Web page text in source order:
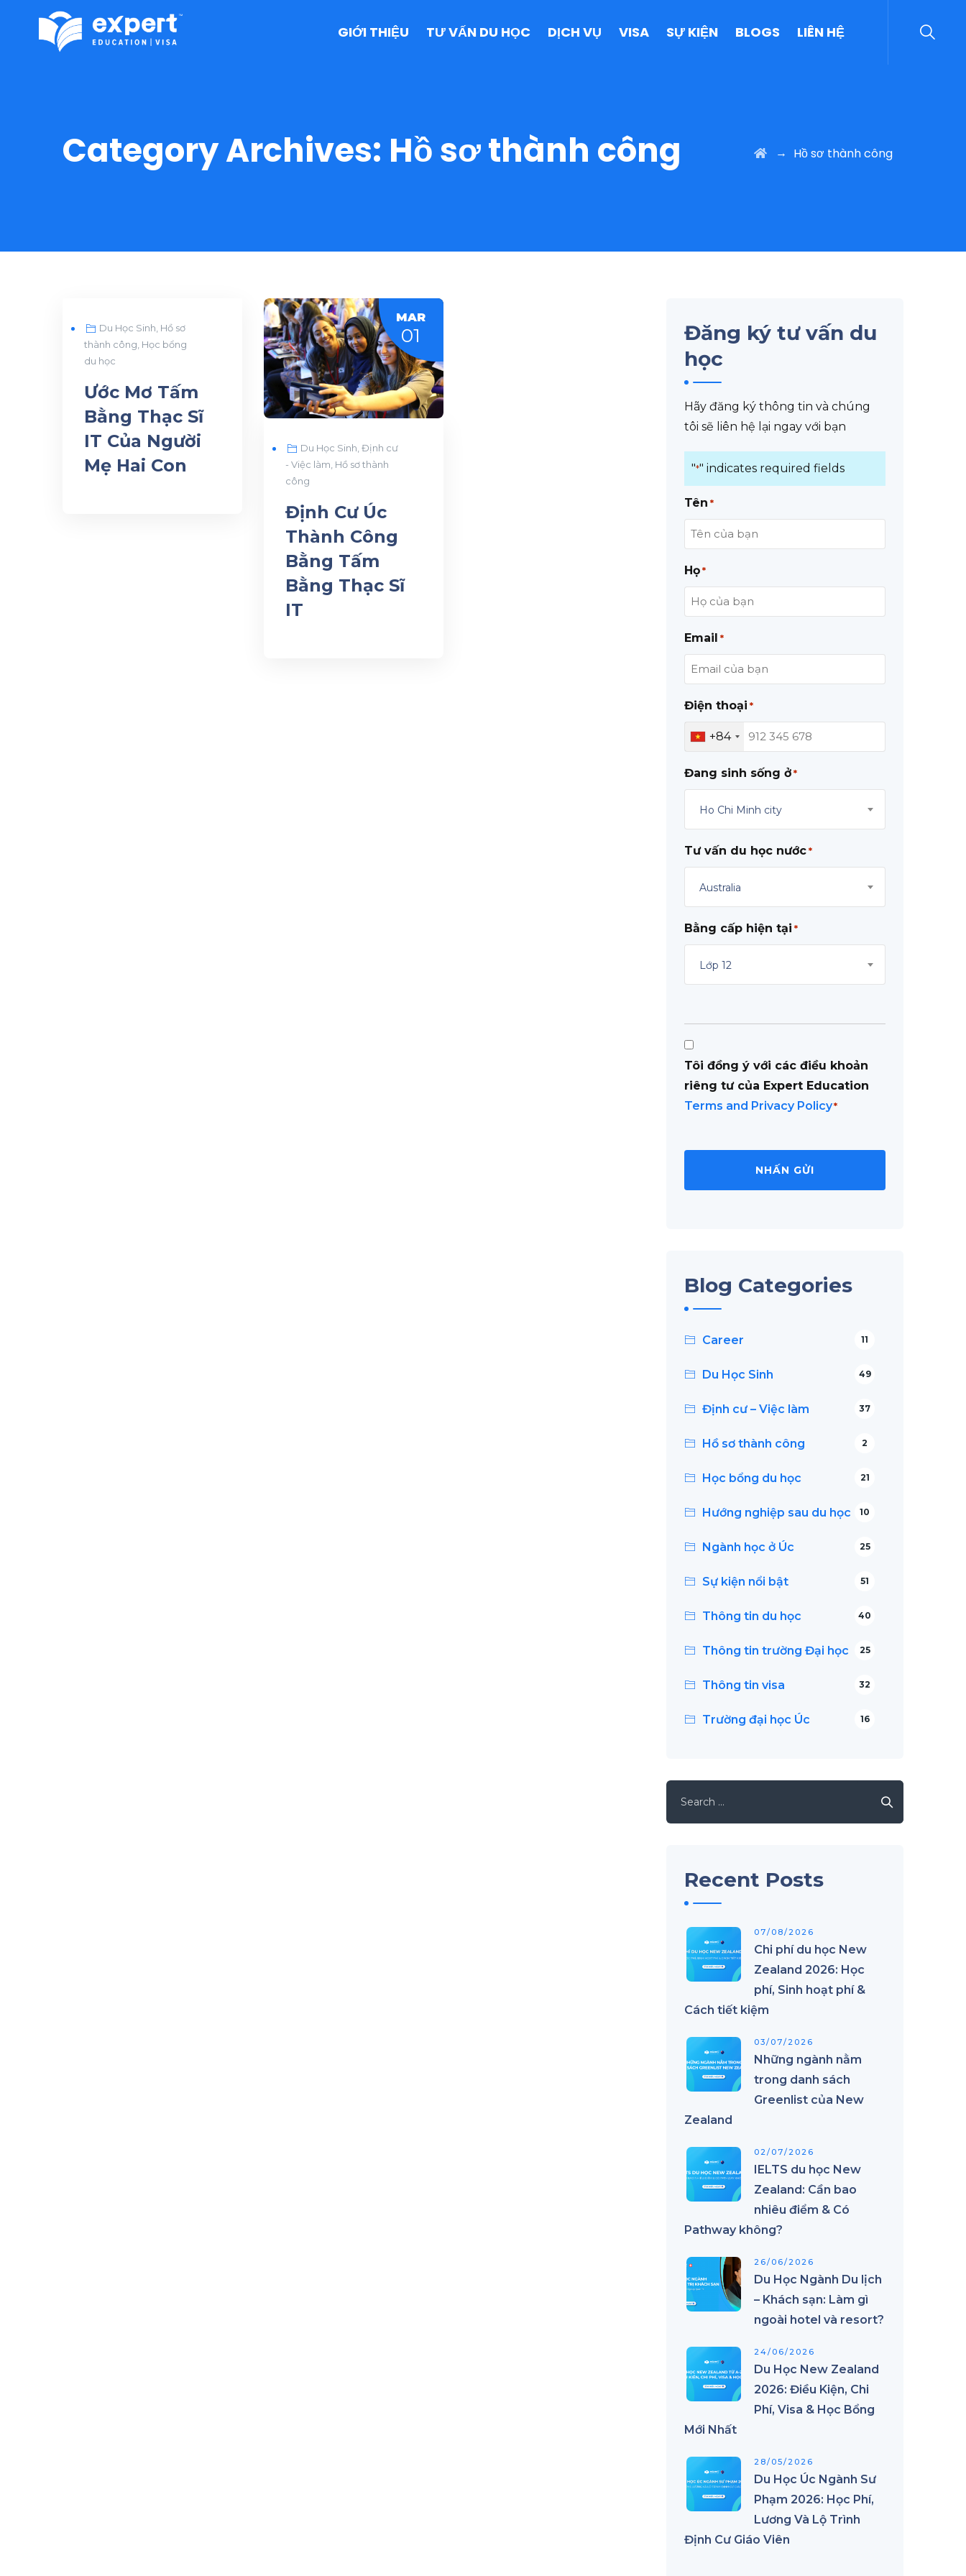
GIỚI THIỆU TƯ VẤN DU HỌC DỊCH VỤ VISA SỰ KIỆN BLOGS LIÊN HỆ
Category Archives: Hồ sơ thành công → Hồ sơ thành công
Du Học Sinh Hồ sơ
thành công Học bổng
du học
Ước Mơ Tấm
Bằng Thạc Sĩ
IT Của Người
Mẹ Hai Con
MAR
01
Du Học Sinh ,Định cư
- Việc làm Hồ sơ thành
công
Định Cư Úc
Thành Công
Bằng Tấm
Bằng Thạc Sĩ
IT
Đăng ký tư vấn du
học
Hãy đăng ký thông tin và chúng
tôi sẽ liên hệ lại ngay với bạn
"*" indicates required fields
Tên *
Họ *
Email *
Điện thoại *
+84
Đang sinh sống ở *
Ho Chi Minh city
Tư vấn du học nước *
Australia
Bằng cấp hiện tại *
Lớp 12
Consent
*
Tôi đồng ý với các điều khoản
riêng tư của Expert Education
Terms and Privacy Policy*
Blog Categories
Career 11
Du Học Sinh 49
Định cư – Việc làm 37
Hồ sơ thành công 2
Học bổng du học 21
Hướng nghiệp sau du học 10
Ngành học ở Úc 25
Sự kiện nổi bật 51
Thông tin du học 40
Thông tin trường Đại học 25
Thông tin visa 32
Trường đại học Úc 16
for:
Recent Posts
07/08/2026
Chi phí du học New
Zealand 2026: Học
phí, Sinh hoạt phí &
Cách tiết kiệm
03/07/2026
Những ngành nằm
trong danh sách
Greenlist của New
Zealand
02/07/2026
IELTS du học New
Zealand: Cần bao
nhiêu điểm & Có
Pathway không?
26/06/2026
Du Học Ngành Du lịch
– Khách sạn: Làm gì
ngoài hotel và resort?
24/06/2026
Du Học New Zealand
2026: Điều Kiện, Chi
Phí, Visa & Học Bổng
Mới Nhất
28/05/2026
Du Học Úc Ngành Sư
Phạm 2026: Học Phí,
Lương Và Lộ Trình
Định Cư Giáo Viên